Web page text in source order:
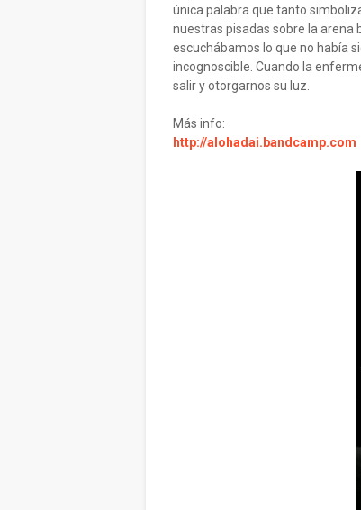
única palabra que tanto
nuestras pisadas sobre la arena
escuchábamos lo que no había
incognoscible. Cuando la
salir y otorgarnos su luz.
Más info:
http://alohadai.bandcamp.com